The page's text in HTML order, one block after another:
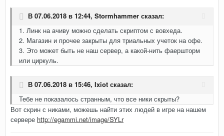
В 07.06.2018 в 12:44, Stormhammer сказал:
1. Линк на ачиву можно сделать скриптом с вовхеда.
2. Магазин и прочее закрыты для триальных учеток на офе.
3. Это может быть не наш сервер, а какой-нить фаершторм
или циркуль.
В 07.06.2018 в 15:46, Ixiot сказал:
Тебе не показалось странным, что все ники скрыты?
Вот скрин с никами, можешь найти этих людей в игре на нашем
сервере http://egammi.net/image/SYLr